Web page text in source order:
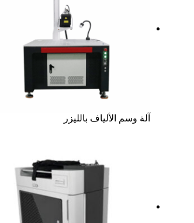
آلة وسم الألياف بالليزر